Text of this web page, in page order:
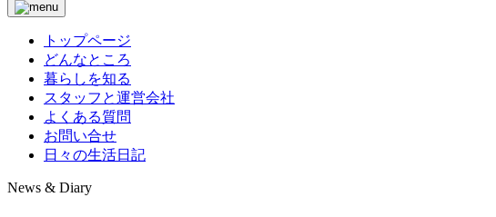
トップページ
どんなところ
暮らしを知る
スタッフと運営会社
よくある質問
お問い合せ
日々の生活日記
News & Diary